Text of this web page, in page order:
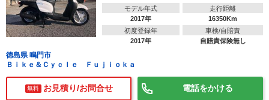
モデル年式
2017年
走行距離
16350Km
初度登録年
2017年
車検/自賠責
自賠責保険無し
徳島県 鳴門市
Ｂｉｋｅ＆Ｃｙｃｌｅ Ｆｕｊｉｏｋａ
無料 お見積り/お問合せ 電話をかける